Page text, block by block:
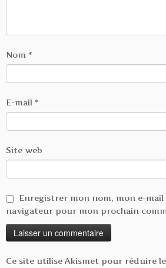
Nom *
E-mail *
Site web
Enregistrer mon nom, mon e-
navigateur pour mon prochain
Ce site utilise Akismet pour réduire